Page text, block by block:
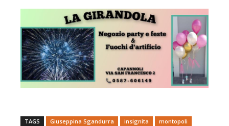
TAGS Giuseppina Sgandurra insignita
montopoli